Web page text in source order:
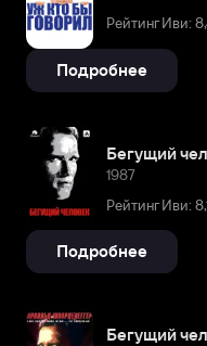
Рейтинг Иви:
Подробнее
Бегущий
1987
Рейтинг Иви:
Подробнее
Бегущий